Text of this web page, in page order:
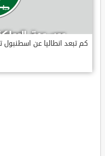
كم تبعد انطاليا عن اسطنبول